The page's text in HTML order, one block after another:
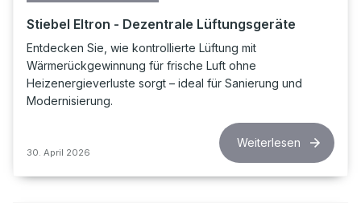
Stiebel Eltron - Dezentrale Lüftungsgeräte
Entdecken Sie, wie kontrollierte Lüftung mit
Wärmerückgewinnung für frische Luft ohne
Heizenergieverluste sorgt – ideal für Sanierung und
Modernisierung.
30. April 2026
Weiterlesen